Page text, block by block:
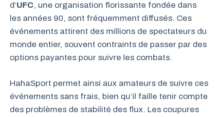
d’UFC, une organisation florissante fondée dans
les années 90, sont fréquemment diffusés. Ces
événements attirent des millions de spectateurs du
monde entier, souvent contraints de passer par des
options payantes pour suivre les combats.
HahaSport permet ainsi aux amateurs de suivre ces
événements sans frais, bien qu’il faille tenir compte
des problèmes de stabilité des flux. Les coupures